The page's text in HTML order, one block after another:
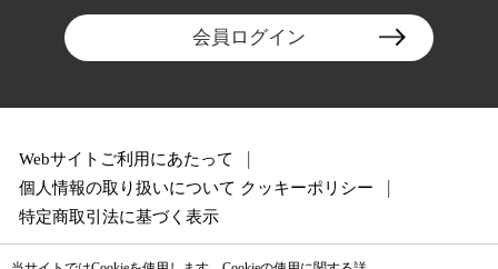
会員ログイン
Webサイトご利用にあたって
個人情報の取り扱いについて クッキーポリシー
特定商取引法に基づく表示